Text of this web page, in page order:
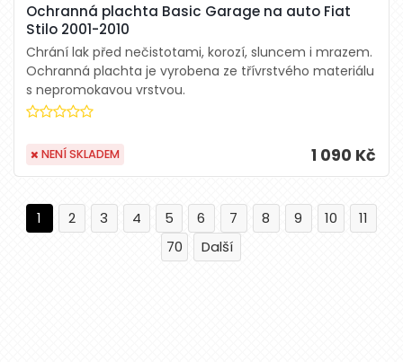
Ochranná plachta Basic Garage na auto Fiat
Stilo 2001-2010
Chrání lak před nečistotami, korozí, sluncem i mrazem.
Ochranná plachta je vyrobena ze třívrstvého materiálu
s nepromokavou vrstvou.
1 090 Kč
NENÍ SKLADEM
1 2 3 4 5 6 7 8 9 10
11
70